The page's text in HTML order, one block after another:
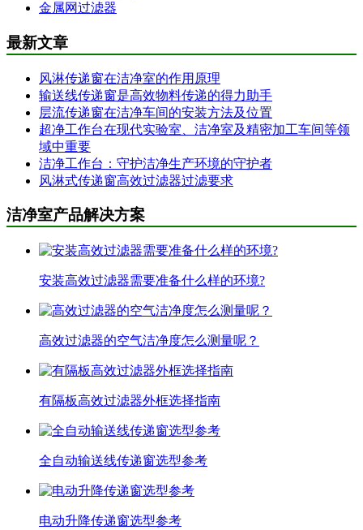
金属网过滤器
最新文章
风淋传递窗在洁净室的作用原理
输送线传递窗是高效物料传递的得力助手
层流传递窗在洁净车间的安装方法及位置
超净工作台在现代实验室、洁净室及精密加工车间等领
域中重要
洁净工作台：守护洁净生产环境的守护者
风淋式传递窗高效过滤器过滤要求
洁净室产品解决方案
安装高效过滤器需要准备什么样的环境?
高效过滤器的空气洁净度怎么测量呢？
有隔板高效过滤器外框选择指南
全自动输送线传递窗选型参考
电动升降传递窗选型参考